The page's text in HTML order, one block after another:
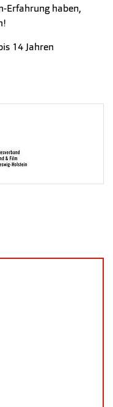
Erfahrung haben,
14 Jahren